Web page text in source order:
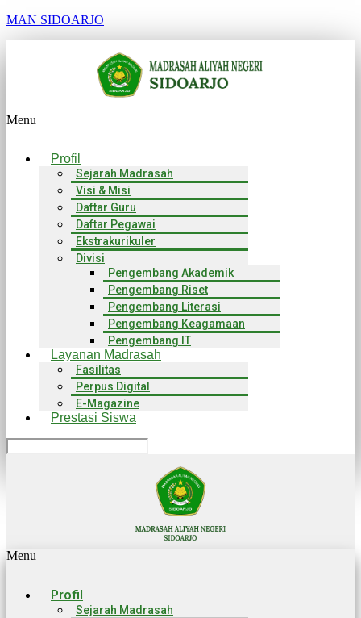
MAN SIDOARJO
Menu
Profil
Sejarah Madrasah
Visi & Misi
Daftar Guru
Daftar Pegawai
Ekstrakurikuler
Divisi
Pengembang Akademik
Pengembang Riset
Pengembang Literasi
Pengembang Keagamaan
Pengembang IT
Layanan Madrasah
Fasilitas
Perpus Digital
E-Magazine
Prestasi Siswa
Menu
Profil
Sejarah Madrasah